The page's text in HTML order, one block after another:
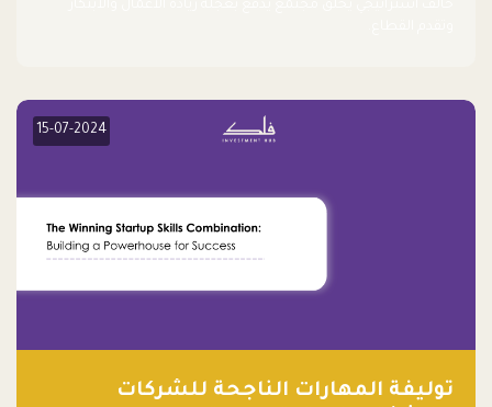
15-07-2024
توليفة المهارات الناجحة للشركات